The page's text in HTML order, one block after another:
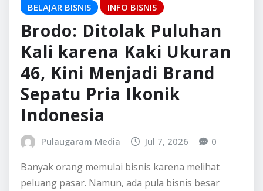
BELAJAR BISNIS INFO BISNIS
Brodo: Ditolak Puluhan
Kali karena Kaki Ukuran
46, Kini Menjadi Brand
Sepatu Pria Ikonik
Indonesia
Pulaugaram Media Jul 7, 2026 0
Banyak orang memulai bisnis karena melihat
peluang pasar. Namun, ada pula bisnis besar